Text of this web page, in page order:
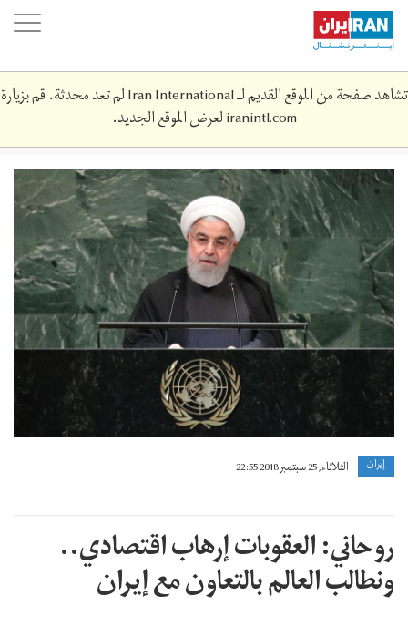
Skip
main
content
تشاهد صفحة من الموقع القديم لـ Iran International لم تعد محدثة. قم بزيارة
iranintl.comلعرض الموقع الجديد.
2018-
09-
assembly.jpg
إيران الثلاثاء, 25 سبتمبر 2018 22:55
روحاني: العقوبات إرهاب اقتصادي..
ونطالب العالم بالتعاون مع إيران